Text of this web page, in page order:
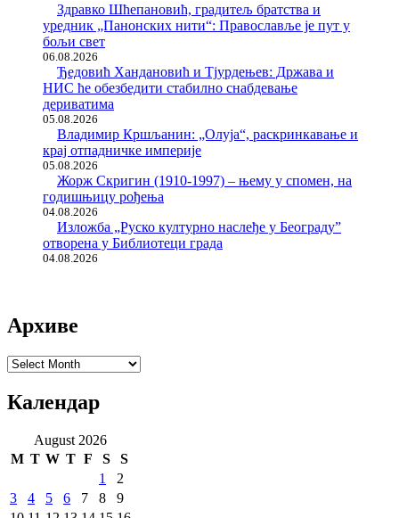
Здравко Шћепановић, градитељ братства и
уредник „Панонских нити“: Православље је пут у
бољи свет
06.08.2026
Ђедовић Хандановић и Тјурдењев: Држава и
НИС ће обезбедити стабилно снабдевање
дериватима
05.08.2026
Владимир Кршљанин: „Олуја“, раскринкавање и
крај отпадничке империје
05.08.2026
Жорж Скригин (1910-1997) – њему у спомен, на
годишњицу рођења
04.08.2026
Изложба „Руско културно наслеђе у Београду”
отворена у Библиотеци града
04.08.2026
Архиве
Архиве
Календар
August 2026
M T W T F S
S
1
2
3
4 5 6 7 8
9